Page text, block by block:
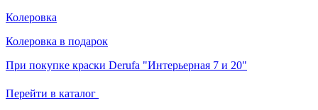
Колеровка
Колеровка в подарок
При покупке краски Derufa "Интерьерная 7 и 20"
Перейти в каталог